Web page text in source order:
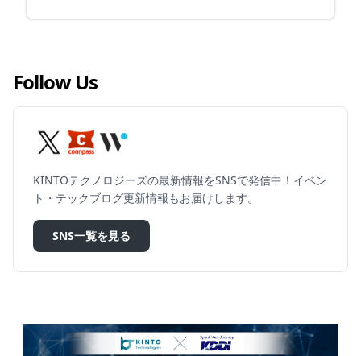
Follow Us
KINTOテクノロジーズの最新情報をSNSで発信中！イベン
ト・テックブログ更新情報もお届けします。
SNS一覧を見る